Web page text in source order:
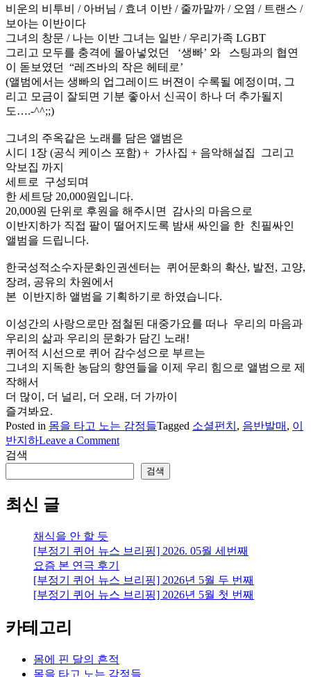
비운의 비투비 / 아버님 / 효녀 이반 / 줄까말까 / 오염 / 트랜스 /
보아는 이반이다
그녀의 창문 / 나는 이반 그녀는 일반 / 우리가족 LGBT
그리고 모두를 충격에 몰아넣었던 ‘생빠’ 와 스팅과의 협연
이 돋보였던 “레즈바의 작은 헤테로’
(앨범에서는 생빠의 업그레이드 버젼이 수록될 예정이며, 그
리고 모금이 잘되면 기분 좋아서 신곡이 하나 더 추가될지
도….-^^;;)
그녀의 주옥같은 노래를 담은 앨범은
시디 1장 (공식 케이스 포함) + 가사집 + 음악해설집 그리고
악보집 까지
세트로 구성되며
한 세트당 20,000원입니다.
20,000원 단위로 후원을 해주시면 감사의 마음으로
이반지하가 직접 팔이 떨어지도록 밤새 싸인을 한 친필싸인
앨범을 드립니다.
한국성적소수자문화인권센터는 퀴어문화의 확산, 발전, 고양,
장려, 공유의 차원에서
본 이반지하 앨범을 기획하기로 하였습니다.
이성간의 사랑으로만 점철된 대중가요를 떠나 우리의 마음과
우리의 삶과 우리의 문화가 담긴 노래!
퀴어적 시선으로 퀴어 감수성으로 부르는
그녀의 지독한 농담의 향연들을 이제 우리 힘으로 앨범으로 제
작해서
더 많이, 더 널리, 더 오래, 더 가까이
즐겨봐요.
Posted in 몸을 타고 노는 감정들Tagged 소셜펀치 , 음반발매 , 이
반지하Leave a Commenton
반
지
반
을
발
매
소
검색
검색
최신 글
채식을 안 할 듯
[부정기 퀴어 뉴스 브리핑] 2026. 05월 세번째
요즘 본 연극 후기
[부정기 퀴어 뉴스 브리핑] 2026년 5월 두 번째
[부정기 퀴어 뉴스 브리핑] 2026년 5월 첫 번째
카테고리
몸에 핀 달의 흔적
몸을 타고 노는 감정들